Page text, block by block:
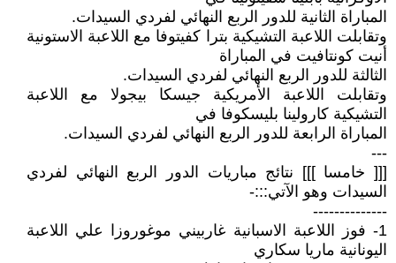
المباراة الثانية للدور الربع النهائي لفردي السيدات.
وتقابلت اللاعبة التشيكية بترا كفيتوفا مع اللاعبة الاستونية
أنيت كونتافيت في المباراة
الثالثة للدور الربع النهائي لفردي السيدات.
وتقابلت اللاعبة الأمريكية جيسكا بيجولا مع اللاعبة
التشيكية كارولينا بليسكوفا في
المباراة الرابعة للدور الربع النهائي لفردي السيدات.
---
[[[ خامسا ]]] نتائج مباريات الدور الربع النهائي لفردي
السيدات وهو الآتي:::-
--------------
1- فوز اللاعبة الاسبانية غاربيني موغوروزا علي اللاعبة
اليونانية ماريا سكاري